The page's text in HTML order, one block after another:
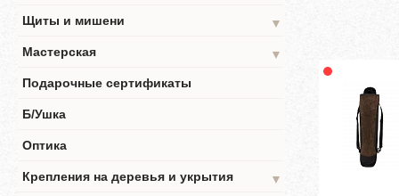
Щиты и мишени
▼
Мастерская
▼
Подарочные сертификаты
Б/Ушка
Оптика
Крепления на деревья и укрытия
▼